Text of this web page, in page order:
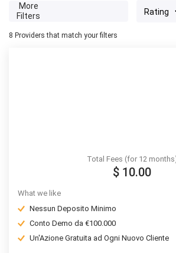
More
Filters
8 Providers that match your filters
Total Fees (for 12
$ 10.00
What we like
Nessun Deposito Minimo
Conto Demo da €100.000
Un'Azione Gratuita ad Ogni Nuovo Cliente